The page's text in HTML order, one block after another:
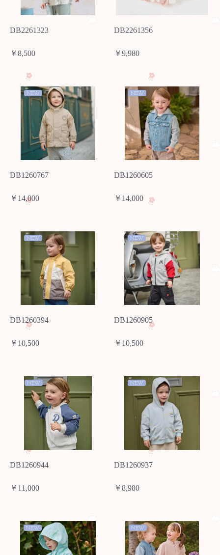
DB2261323
￥8,500
DB2261356
￥9,980
NEW
DB1260767
￥14,000
NEW
DB1260605
￥14,000
NEW
DB1260394
￥10,500
NEW
DB1260905
￥10,500
NEW
DB1260944
￥11,000
NEW
DB1260937
￥8,980
NEW NEW